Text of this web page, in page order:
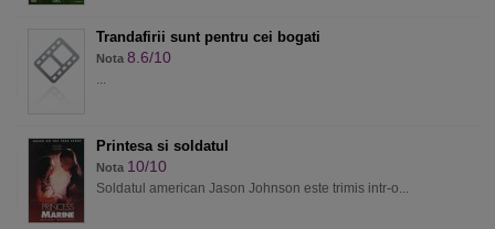
Trandafirii sunt pentru cei bogati
Nota 8.6/10
...
Printesa si soldatul
Nota 10/10
Soldatul american Jason Johnson este trimis intr-o...